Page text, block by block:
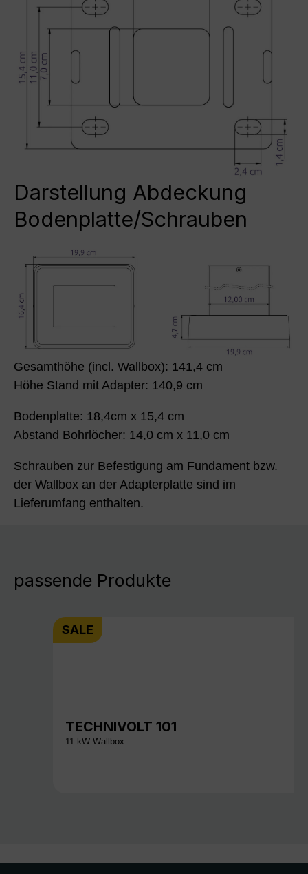
Darstellung Abdeckung
Bodenplatte/Schrauben
Gesamthöhe (incl. Wallbox): 141,4 cm
Höhe Stand mit Adapter: 140,9 cm
Bodenplatte: 18,4cm x 15,4 cm
Abstand Bohrlöcher: 14,0 cm x 11,0 cm
Schrauben zur Befestigung am Fundament bzw.
der Wallbox an der Adapterplatte sind im
Lieferumfang enthalten.
passende Produkte
SALE
TECHNIVOLT 101
11 kW Wallbox